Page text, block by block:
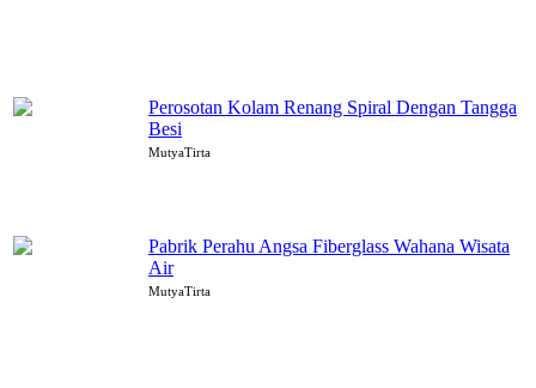
Perosotan Kolam Renang Spiral Dengan Tangga
Besi
MutyaTirta
Pabrik Perahu Angsa Fiberglass Wahana Wisata
Air
MutyaTirta